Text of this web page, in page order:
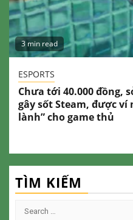
3 min read
ESPORTS
Chưa tới 40.000 đồng,
gây sốt Steam, được
lành” cho game thủ
TÌM KIẾM
Search